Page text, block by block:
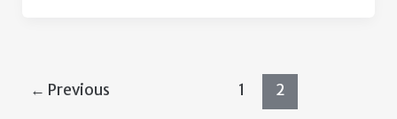
← Previous 1 2